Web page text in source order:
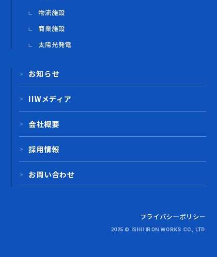
物流施設
商業施設
太陽光発電
お知らせ
IIWメディア
会社概要
採用情報
お問い合わせ
プライバシーポリシー
2025 © ISHII IRON WORKS CO., LTD.